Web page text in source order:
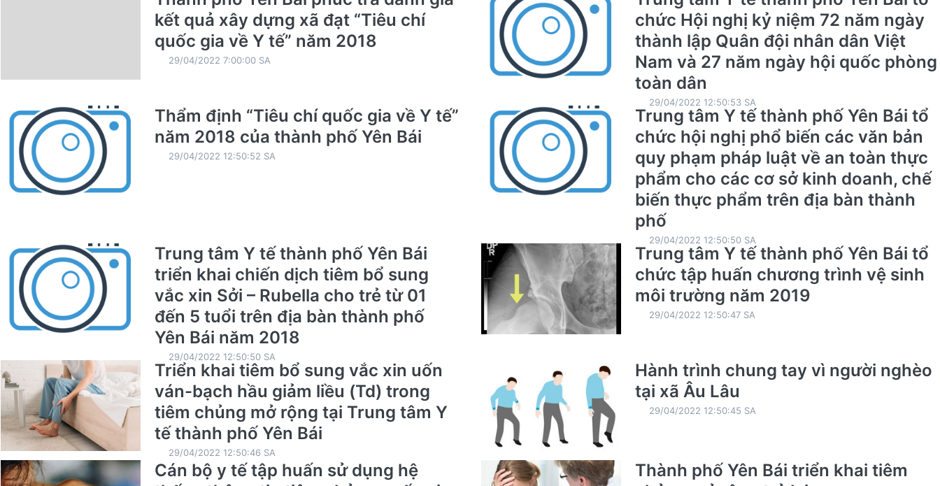
kết quả xây dựng xã đạt “Tiêu chí
quốc gia về Y tế” năm 2018
29/04/2022 7:00:00 SA
chức Hội nghị kỷ niệm 72 năm ngày
thành lập Quân đội nhân dân Việt
Nam và 27 năm ngày hội quốc phòng
toàn dân
29/04/2022 12:50:53 SA
Thẩm định “Tiêu chí quốc gia về Y tế”
năm 2018 của thành phố Yên Bái
29/04/2022 12:50:52 SA
Trung tâm Y tế thành phố Yên Bái tổ
chức hội nghị phổ biến các văn bản
quy phạm pháp luật về an toàn thực
phẩm cho các cơ sở kinh doanh, chế
biến thực phẩm trên địa bàn thành
phố
29/04/2022 12:50:50 SA
Trung tâm Y tế thành phố Yên Bái
triển khai chiến dịch tiêm bổ sung
vắc xin Sởi – Rubella cho trẻ từ 01
đến 5 tuổi trên địa bàn thành phố
Yên Bái năm 2018
29/04/2022 12:50:50 SA
Trung tâm Y tế thành phố Yên Bái tổ
chức tập huấn chương trình vệ sinh
môi trường năm 2019
29/04/2022 12:50:47 SA
Triển khai tiêm bổ sung vắc xin uốn
ván-bạch hầu giảm liều (Td) trong
tiêm chủng mở rộng tại Trung tâm Y
tế thành phố Yên Bái
29/04/2022 12:50:46 SA
Hành trình chung tay vì người nghèo
tại xã Âu Lâu
29/04/2022 12:50:45 SA
Cán bộ y tế tập huấn sử dụng hệ
Thành phố Yên Bái triển khai tiêm